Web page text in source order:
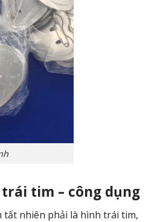
tim – công dụng
tất nhiên phải là hình trái tim,